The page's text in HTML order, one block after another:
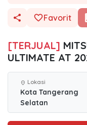
Favorit
[TERJUAL]
ULTIMATE AT
location_on Lokasi
Kota Tangerang
Selatan